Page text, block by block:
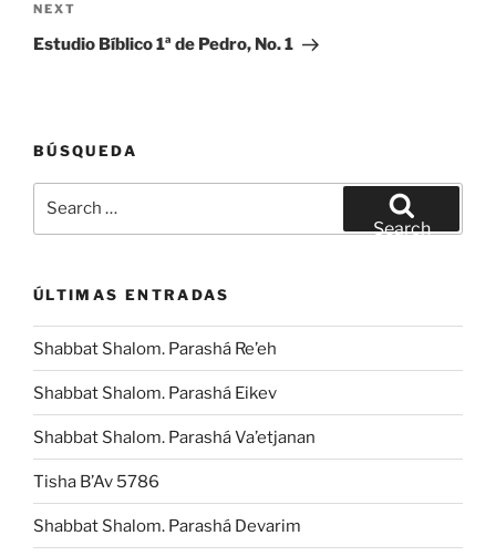
Next
Post
NEXT
Estudio Bíblico 1ª de Pedro, No. 1
BÚSQUEDA
Search
ÚLTIMAS ENTRADAS
Shabbat Shalom. Parashá Re’eh
Shabbat Shalom. Parashá Eikev
Shabbat Shalom. Parashá Va’etjanan
Tisha B’Av 5786
Shabbat Shalom. Parashá Devarim